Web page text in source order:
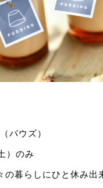
パウズ）
）のみ
の暮らしにひと休み出